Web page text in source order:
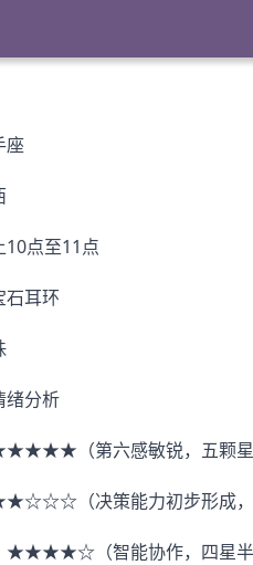
座
10点至11点
石耳环
绪分析
（第六感敏锐，五颗星
（决策能力初步形成，
★★★★☆（智能协作，四星半